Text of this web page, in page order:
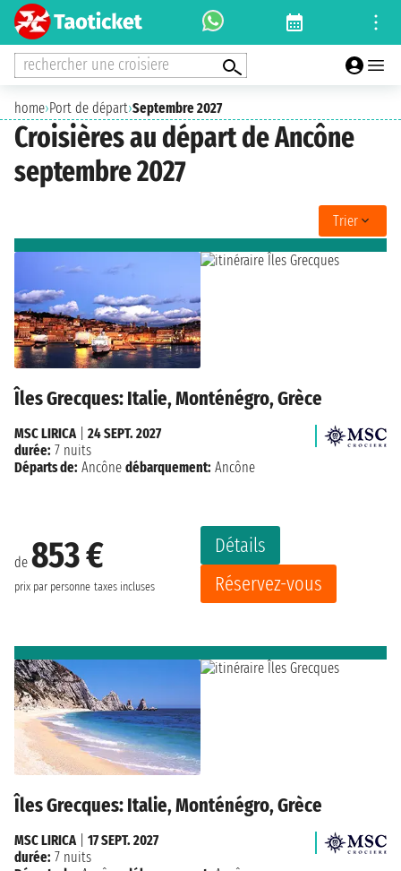
rechercher une croisiere
home›Port de départ›Septembre 2027
Croisières au départ de Ancône
septembre 2027
Trier
Îles Grecques: Italie, Monténégro, Grèce
de 853 €
prix par personne taxes incluses
Détails
Réservez-vous
MSC LIRICA
24 SEPT. 2027
durée: 7 nuits
Départs de: Ancône débarquement: Ancône
Îles Grecques: Italie, Monténégro, Grèce
MSC LIRICA| 17 SEPT. 2027
durée: 7 nuits